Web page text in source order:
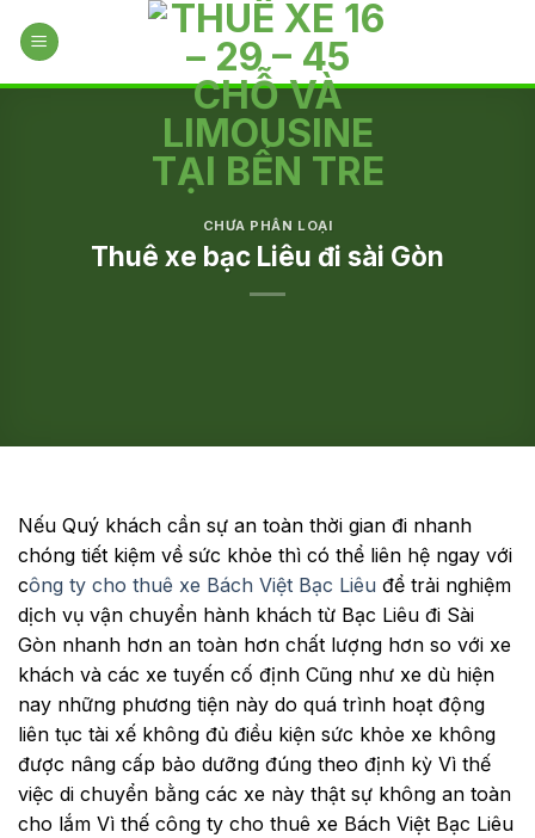
CHƯA PHÂN LOẠI
Thuê xe bạc Liêu đi sài Gòn
Nếu Quý khách cần sự an toàn thời gian đi nhanh
chóng tiết kiệm về sức khỏe thì có thể liên hệ ngay với
công ty cho thuê xe Bách Việt Bạc Liêu để trải nghiệm
dịch vụ vận chuyển hành khách từ Bạc Liêu đi Sài
Gòn nhanh hơn an toàn hơn chất lượng hơn so với xe
khách và các xe tuyến cố định Cũng như xe dù hiện
nay những phương tiện này do quá trình hoạt động
liên tục tài xế không đủ điều kiện sức khỏe xe không
được nâng cấp bảo dưỡng đúng theo định kỳ Vì thế
việc di chuyển bằng các xe này thật sự không an toàn
cho lắm Vì thế công ty cho thuê xe Bách Việt Bạc Liêu